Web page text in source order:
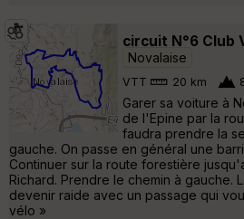
circuit N°6 Club
Novalaise
VTT 20 km
Garer sa voiture à
de l'Epine par la
faudra prendre la
gauche. On passe en général une
Continuer sur la route forestière
Richard. Prendre le chemin à gauche.
devenir raide avec un passage qui
vélo »